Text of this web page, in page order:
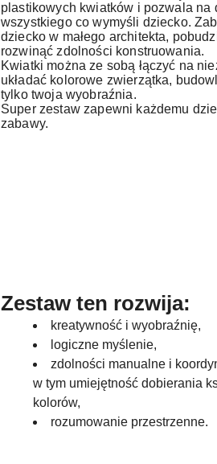
plastikowych kwiatków i pozwala na
wszystkiego co wymyśli dziecko.
dziecko w małego architekta,
rozwinąć zdolności konstruowania.
Kwiatki można ze sobą łączyć na
układać kolorowe zwierzątka,
tylko twoja wyobraźnia.
Super zestaw zapewni każdemu
zabawy.
Zestaw ten rozwija:
kreatywność i wyobraźnię,
logiczne myślenie,
zdolności manualne i
w tym umiejętność dobierania
kolorów,
rozumowanie przestrzenne.